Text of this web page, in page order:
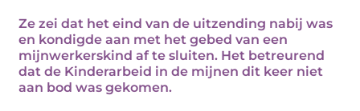
Ze zei dat het eind van de uitzending nabij was
en kondigde aan met het gebed van een
mijnwerkerskind af te sluiten. Het betreurend
dat de Kinderarbeid in de mijnen dit keer niet
aan bod was gekomen.